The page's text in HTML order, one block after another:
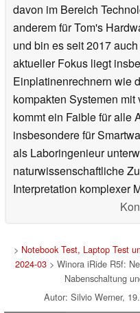
davon im Bereich
anderem für Tom's
und bin es seit 2017
aktueller Fokus liegt
Einplatinenrechnern wie
kompakten Systemen
kommt ein Faible für alle
insbesondere für
als Laboringenieur
naturwissenschaftliche
Interpretation komplexer
> Notebook Test, Laptop Test
2024-03 > Winora iRide R5f:
Nabenschaltung
Autor: Silvio Werner,